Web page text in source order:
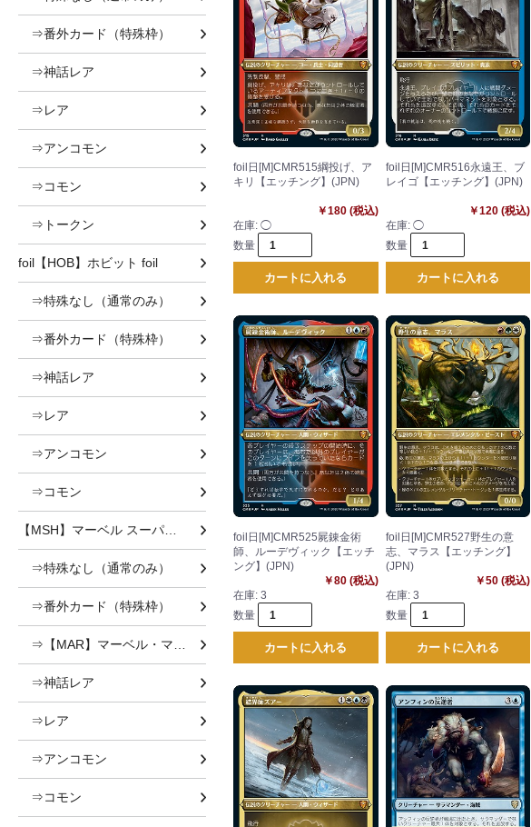
⇒番外カード（特殊枠）
⇒神話レア
⇒レア
⇒アンコモン
⇒コモン
⇒トークン
foil【HOB】ホビット foil
⇒特殊なし（通常のみ）
⇒番外カード（特殊枠）
⇒神話レア
⇒レア
⇒アンコモン
⇒コモン
⇒特殊なし（通常のみ）
⇒番外カード（特殊枠）
⇒神話レア
⇒レア
⇒アンコモン
⇒コモン
foil日[M]CMR515綱投げ、ア
キリ【エッチング】(JPN)
￥180 (税込)
在庫: ◯
数量
カートに入れる
foil日[M]CMR516永遠王、ブ
レイゴ【エッチング】(JPN)
￥120 (税込)
在庫: ◯
数量
カートに入れる
foil日[M]CMR525屍錬金術
師、ルーデヴィック【エッチ
ング】(JPN)
￥80 (税込)
在庫: 3
数量
カートに入れる
foil日[M]CMR527野生の意
志、マラス【エッチング】
(JPN)
￥50 (税込)
在庫: 3
数量
カートに入れる